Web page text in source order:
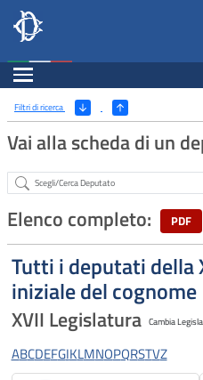
Deputati, Camera dei
Salta al contenuto principale
Salta al menu di navigazione
Espandi
Ricerca
Filtri di ricerca (Apri/Chiudi filtri)
Vai alla scheda di un
Abstract
Elenco completo: PDF
Tutti i deputati della
iniziale del cognome
XVII Legislatura Cambia
ABCDEFGIKLMNOPQRSTVZ
Navigazione pagine di
Fine pagina
Salta al contenuto principale
Salta al menu di navigazione
Vai a inizio pagina